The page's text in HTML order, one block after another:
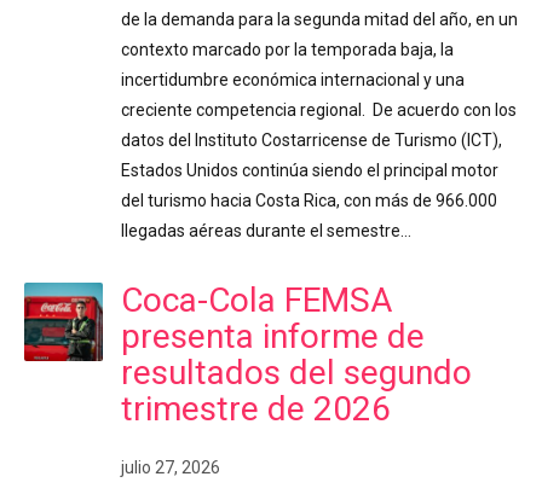
de la demanda para la segunda mitad del año, en un
contexto marcado por la temporada baja, la
incertidumbre económica internacional y una
creciente competencia regional. De acuerdo con los
datos del Instituto Costarricense de Turismo (ICT),
Estados Unidos continúa siendo el principal motor
del turismo hacia Costa Rica, con más de 966.000
llegadas aéreas durante el semestre…
Coca-Cola FEMSA
presenta informe de
resultados del segundo
trimestre de 2026
julio 27, 2026